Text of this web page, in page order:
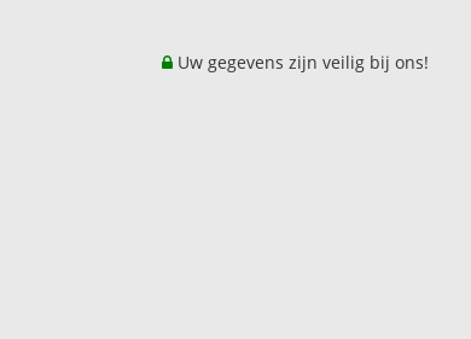
Uw gegevens zijn veilig bij ons!